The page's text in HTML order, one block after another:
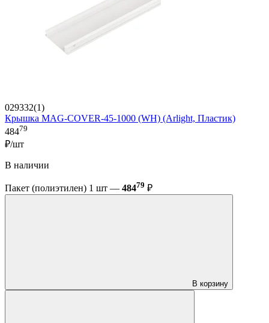
029332(1)
Крышка MAG-COVER-45-1000 (WH) (Arlight, Пластик)
48479
₽/шт
В наличии
Пакет (полиэтилен) 1 шт — 48479 ₽
В корзину